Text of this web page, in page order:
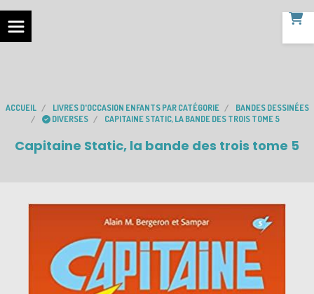
ACCUEIL LIVRES D'OCCASION ENFANTS PAR CATÉGORIE
BANDES DESSINÉES
DIVERSES
CAPITAINE STATIC, LA BANDE DES TROIS TOME 5
Capitaine Static, la bande des trois tome 5